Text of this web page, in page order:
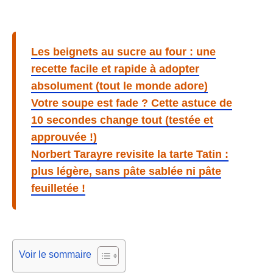
Les beignets au sucre au four : une
recette facile et rapide à adopter
absolument (tout le monde adore)
Votre soupe est fade ? Cette astuce de
10 secondes change tout (testée et
approuvée !)
Norbert Tarayre revisite la tarte Tatin :
plus légère, sans pâte sablée ni pâte
feuilletée !
Voir le sommaire